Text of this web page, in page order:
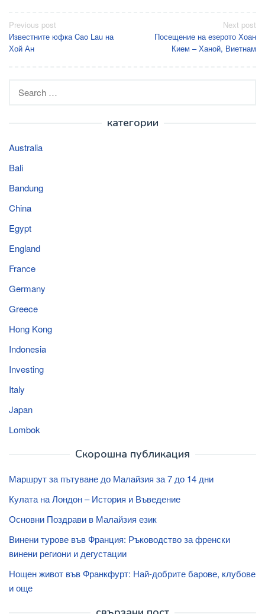
Post
navigation
Previous post
Известните юфка Cao Lau на
Хой Ан
Next post
Посещение на езерото Хоан
Кием – Ханой, Виетнам
for:
категории
Australia
Bali
Bandung
China
Egypt
England
France
Germany
Greece
Hong Kong
Indonesia
Investing
Italy
Japan
Lombok
Скорошна публикация
Маршрут за пътуване до Малайзия за 7 до 14 дни
Кулата на Лондон – История и Въведение
Основни Поздрави в Малайзия език
Винени турове във Франция: Ръководство за френски
винени региони и дегустации
Нощен живот във Франкфурт: Най-добрите барове, клубове
и още